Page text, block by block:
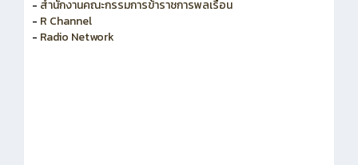
- สำนักงานคณะกรรมการพัฒนาระบบราชการ
- สำนักงานคณะกรรมการข้าราชการพลเรือน
- R Channel